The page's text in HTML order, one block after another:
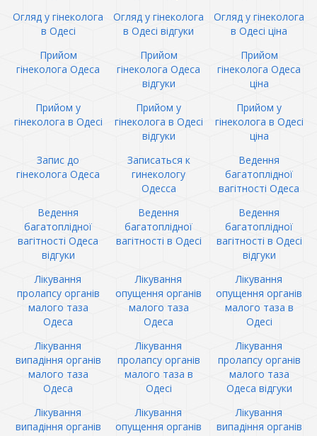
Огляд у гінеколога
в Одесі
Огляд у гінеколога
в Одесі відгуки
Огляд у гінеколога
в Одесі ціна
Прийом
гінеколога Одеса
Прийом
гінеколога Одеса
відгуки
Прийом
гінеколога Одеса
ціна
Прийом у
гінеколога в Одесі
Прийом у
гінеколога в Одесі
відгуки
Прийом у
гінеколога в Одесі
ціна
Запис до
гінеколога Одеса
Записаться к
гинекологу
Одесса
Ведення
багатоплідної
вагітності Одеса
Ведення
багатоплідної
вагітності Одеса
відгуки
Ведення
багатоплідної
вагітності в Одесі
Ведення
багатоплідної
вагітності в Одесі
відгуки
Лікування
пролапсу органів
малого таза
Одеса
Лікування
опущення органів
малого таза
Одеса
Лікування
опущення органів
малого таза в
Одесі
Лікування
випадіння органів
малого таза
Одеса
Лікування
пролапсу органів
малого таза в
Одесі
Лікування
пролапсу органів
малого таза
Одеса відгуки
Лікування
випадіння органів
Лікування
опущення органів
Лікування
випадіння органів